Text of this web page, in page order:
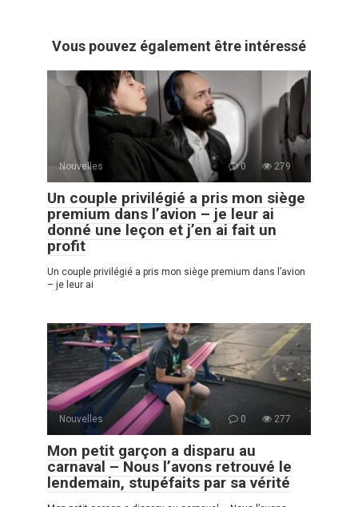
Vous pouvez également être intéressé
Nouvelles 0 279
Un couple privilégié a pris mon siège
premium dans l’avion – je leur ai
donné une leçon et j’en ai fait un
profit
Un couple privilégié a pris mon siège premium dans l’avion
– je leur ai
Nouvelles 0 277
Mon petit garçon a disparu au
carnaval – Nous l’avons retrouvé le
lendemain, stupéfaits par sa vérité